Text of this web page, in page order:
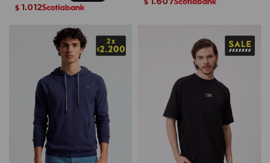
$ 1.012 $